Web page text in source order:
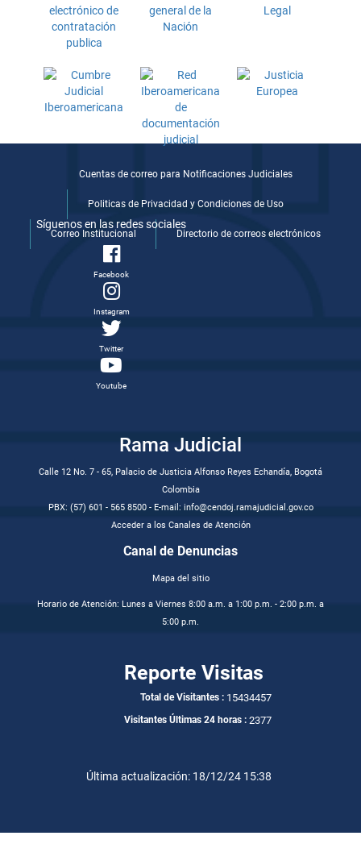
Cuentas de correo para Notificaciones Judiciales
Politicas de Privacidad y Condiciones de Uso
Correo Institucional Directorio de correos electrónicos
Síguenos en las redes sociales
Facebook
Instagram
Twitter
Youtube
Rama Judicial
Calle 12 No. 7 - 65, Palacio de Justicia Alfonso Reyes Echandía, Bogotá
Colombia
PBX: (57) 601 - 565 8500 - E-mail: info@cendoj.ramajudicial.gov.co
Acceder a los Canales de Atención
Canal de Denuncias
Mapa del sitio
Horario de Atención: Lunes a Viernes 8:00 a.m. a 1:00 p.m. - 2:00 p.m. a
5:00 p.m.
Reporte Visitas
Total de Visitantes : 15434457
Visitantes Últimas 24 horas : 2377
Última actualización: 18/12/24 15:38